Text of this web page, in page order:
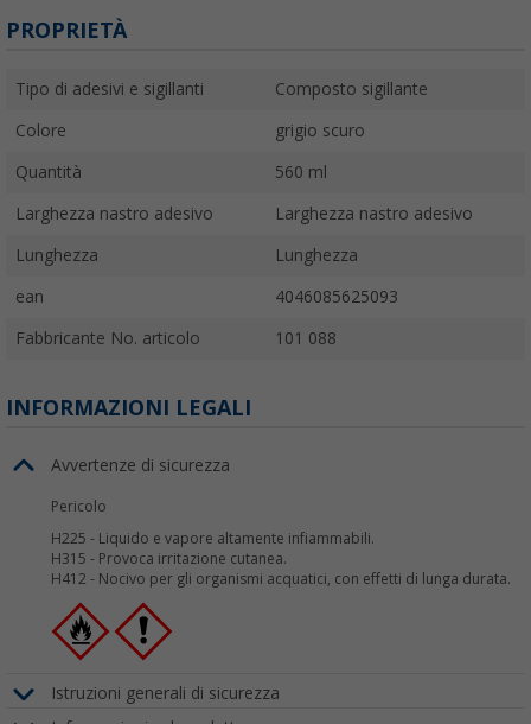
PROPRIETÀ
Tipo di adesivi e sigillanti Composto sigillante
Colore grigio scuro
Quantità 560 ml
Larghezza nastro adesivo Larghezza nastro adesivo
Lunghezza Lunghezza
ean 4046085625093
Fabbricante No. articolo 101 088
INFORMAZIONI LEGALI
Avvertenze di sicurezza
Pericolo
H225 - Liquido e vapore altamente infiammabili.
H315 - Provoca irritazione cutanea.
H412 - Nocivo per gli organismi acquatici, con effetti di lunga durata.
Istruzioni generali di sicurezza